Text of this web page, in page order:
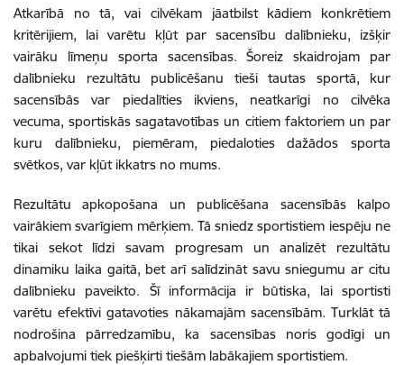
Atkarībā no tā, vai cilvēkam jāatbilst kādiem konkrētiem
kritērijiem, lai varētu kļūt par sacensību dalībnieku, izšķir
vairāku līmeņu sporta sacensības. Šoreiz skaidrojam par
dalībnieku rezultātu publicēšanu tieši tautas sportā, kur
sacensībās var piedalīties ikviens, neatkarīgi no cilvēka
vecuma, sportiskās sagatavotības un citiem faktoriem un par
kuru dalībnieku, piemēram, piedaloties dažādos sporta
svētkos, var kļūt ikkatrs no mums.
Rezultātu apkopošana un publicēšana sacensībās kalpo
vairākiem svarīgiem mērķiem. Tā sniedz sportistiem iespēju ne
tikai sekot līdzi savam progresam un analizēt rezultātu
dinamiku laika gaitā, bet arī salīdzināt savu sniegumu ar citu
dalībnieku paveikto. Šī informācija ir būtiska, lai sportisti
varētu efektīvi gatavoties nākamajām sacensībām. Turklāt tā
nodrošina pārredzamību, ka sacensības noris godīgi un
apbalvojumi tiek piešķirti tiešām labākajiem sportistiem.